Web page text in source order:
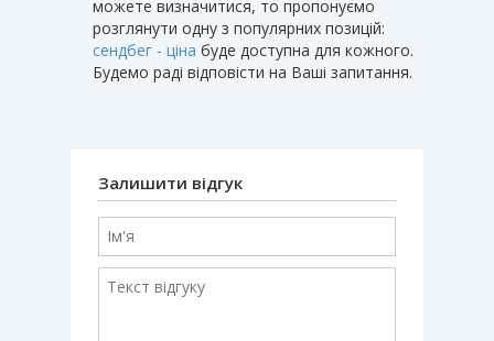
можете визначитися, то пропонуємо
розглянути одну з популярних позицій:
сендбег - ціна буде доступна для кожного.
Будемо раді відповісти на Ваші запитання.
Залишити відгук